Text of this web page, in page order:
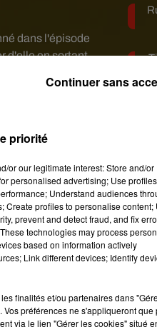
dans l'épisode
d'elle en sortant
entrée dans la
cessent de
de 300 000
l'interprète de
, enrichi de cinq
priorité
or our legitimate interest: Store and/or
personalised advertising; Use
Understand audiences
Create profiles to personalise content;
prevent and detect fraud, and fix
technologies may process
based on information actively
Link different devices; Identify
finalités et/ou partenaires dans
préférences ne s'appliqueront que
via le lien "Gérer les cookies" situé
Continuer sans